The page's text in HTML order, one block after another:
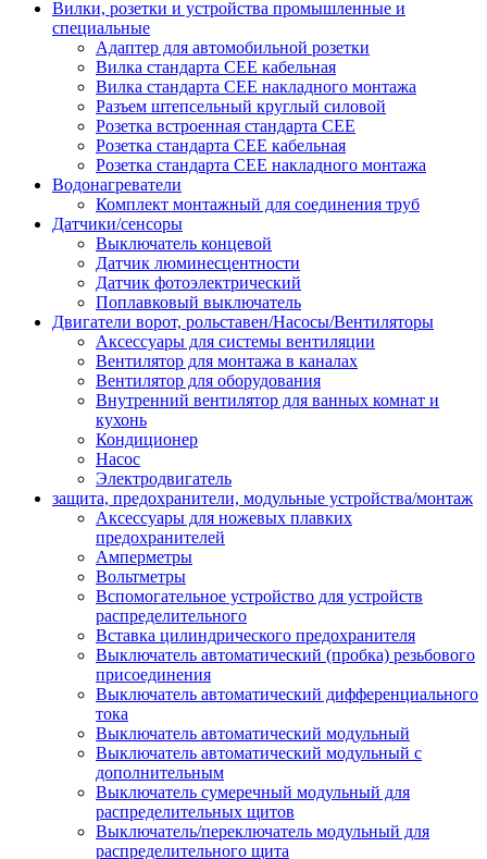
Вилки, розетки и устройства промышленные и
специальные
Адаптер для автомобильной розетки
Вилка стандарта CEE кабельная
Вилка стандарта CEE накладного монтажа
Разъем штепсельный круглый силовой
Розетка встроенная стандарта CEE
Розетка стандарта СЕЕ кабельная
Розетка стандарта СЕЕ накладного монтажа
Водонагреватели
Комплект монтажный для соединения труб
Датчики/сенсоры
Выключатель концевой
Датчик люминесцентности
Датчик фотоэлектрический
Поплавковый выключатель
Двигатели ворот, рольставен/Насосы/Вентиляторы
Аксессуары для системы вентиляции
Вентилятор для монтажа в каналах
Вентилятор для оборудования
Внутренний вентилятор для ванных комнат и
кухонь
Кондиционер
Насос
Электродвигатель
защита, предохранители, модульные устройства/монтаж
Аксессуары для ножевых плавких
предохранителей
Амперметры
Вольтметры
Вспомогательное устройство для устройств
распределительного
Вставка цилиндрического предохранителя
Выключатель автоматический (пробка) резьбового
присоединения
Выключатель автоматический дифференциального
тока
Выключатель автоматический модульный
Выключатель автоматический модульный с
дополнительным
Выключатель сумеречный модульный для
распределительных щитов
Выключатель/переключатель модульный для
распределительного щита